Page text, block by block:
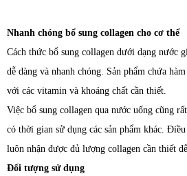
Nhanh chóng bổ sung collagen cho cơ thể
Cách thức bổ sung collagen dưới dạng nước
dễ dàng và nhanh chóng. Sản phẩm chứa
với các vitamin và khoáng chất cần thiết.
Việc bổ sung collagen qua nước uống cũng
có thời gian sử dụng các sản phẩm khác.
luôn nhận được đủ lượng collagen cần thiết
Đối tượng sử dụng